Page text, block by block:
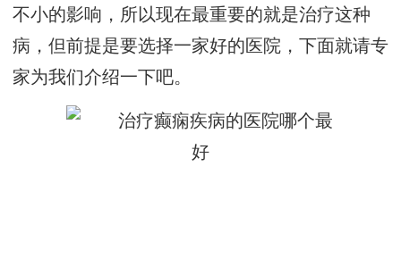
不小的影响，所以现在最重要的就是治疗这种
病，但前提是要选择一家好的医院，下面就请专
家为我们介绍一下吧。